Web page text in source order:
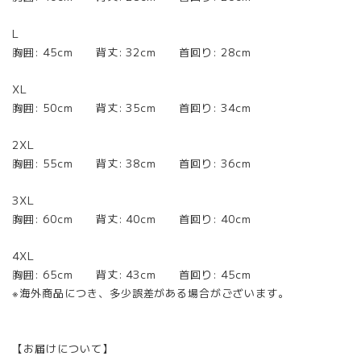
L
胸囲: 45cm 背丈: 32cm 首回り: 28cm
XL
胸囲: 50cm 背丈: 35cm 首回り: 34cm
2XL
胸囲: 55cm 背丈: 38cm 首回り: 36cm
3XL
胸囲: 60cm 背丈: 40cm 首回り: 40cm
4XL
胸囲: 65cm 背丈: 43cm 首回り: 45cm
※海外商品につき、多少誤差がある場合がございます。
【お届けについて】